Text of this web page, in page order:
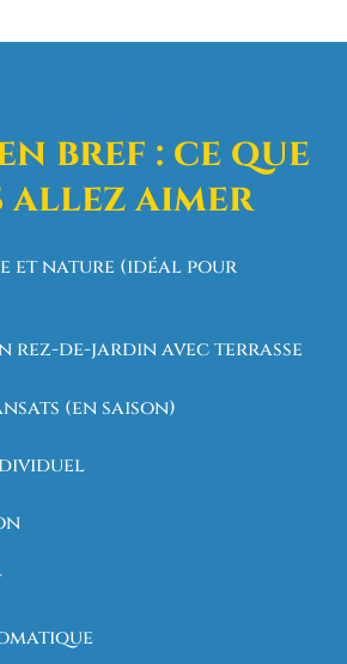
bref : ce que
allez aimer
et nature (idéal pour
rez-de-jardin avec terrasse
(en saison)